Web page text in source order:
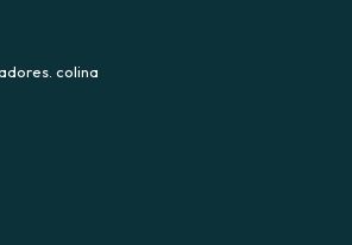
colina